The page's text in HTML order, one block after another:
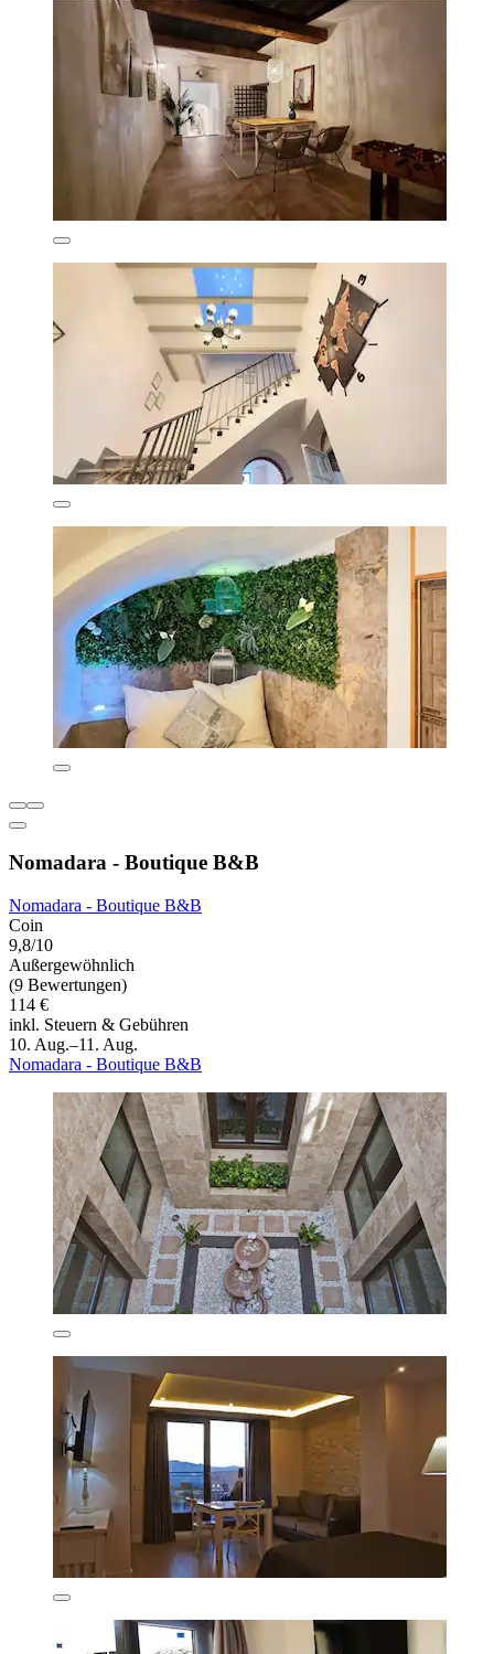
Nomadara - Boutique B&B
Nomadara - Boutique B&B
Coin
9,8/10
Außergewöhnlich
(9 Bewertungen)
114 €
inkl. Steuern & Gebühren
10. Aug.–11. Aug.
Nomadara - Boutique B&B